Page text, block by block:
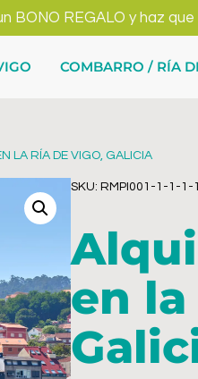
BONO REGALO y haz
COMBARRO / RÍA
LA RÍA DE VIGO, GALICIA
SKU: RMPI001-1-1-1-
en la